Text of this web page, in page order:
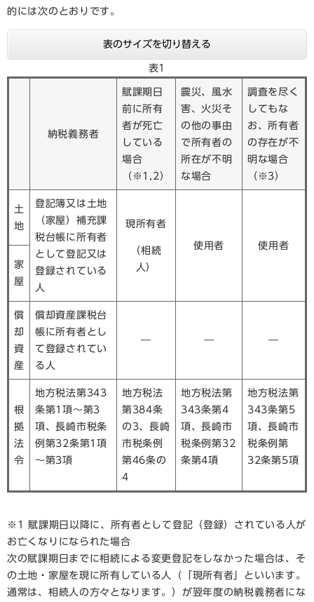
的には次のとおりです。
表のサイズを切り替える
表1
納税義務者
賦課期日
前に所有
者が死亡
している
場合
（※1,2）
震災、風水
害、火災そ
の他の事由
で所有者の
所在が不明
な場合
調査を尽く
してもな
お、所有者
の存在が不
明な場合
（※3）
土
地
登記簿又は土地
（家屋）補充課
税台帳に所有者
として登記又は
登録されている
人
現所有者
（相続
人）
使用者
使用者
家
屋
償
却
資
産
償却資産課税台
帳に所有者とし
て登録されてい
る人
― ― ―
根
拠
法
令
地方税法第343
条第1項～第3
項、長崎市税条
例第32条第1項
～第3項
地方税法
第384条
の3、長崎
市税条例
第46条の
4
地方税法第
343条第4
項、長崎市
税条例第32
条第4項
地方税法第
343条第5
項、長崎市
税条例第
32条第5項
※1 賦課期日以降に、所有者として登記（登録）されている人が
お亡くなりになられた場合
次の賦課期日までに相続による変更登記をしなかった場合は、そ
の土地・家屋を現に所有している人（「現所有者」といいます。
通常は、相続人の方々となります。）が翌年度の納税義務者にな